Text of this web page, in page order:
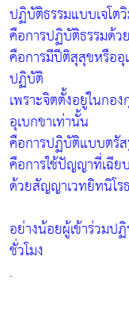
ปฏิบัติธรรมแบบเจโต
คือการปฏิบัติธรรมด้ว
คือการมีปีติสุสุขหรืออุ
ปฏิบัติ
เพราะจิตตั้งอยู่ในกอ
อุเบกขาเท่านั้น
คือการปฏิบัติแบบตรั
คือการใช้ปัญญาที่เฉี
ด้วยสัญญาเวทยิทนิโร
อย่างน้อยผู้เข้าร่วม
ชั่วโมง
.